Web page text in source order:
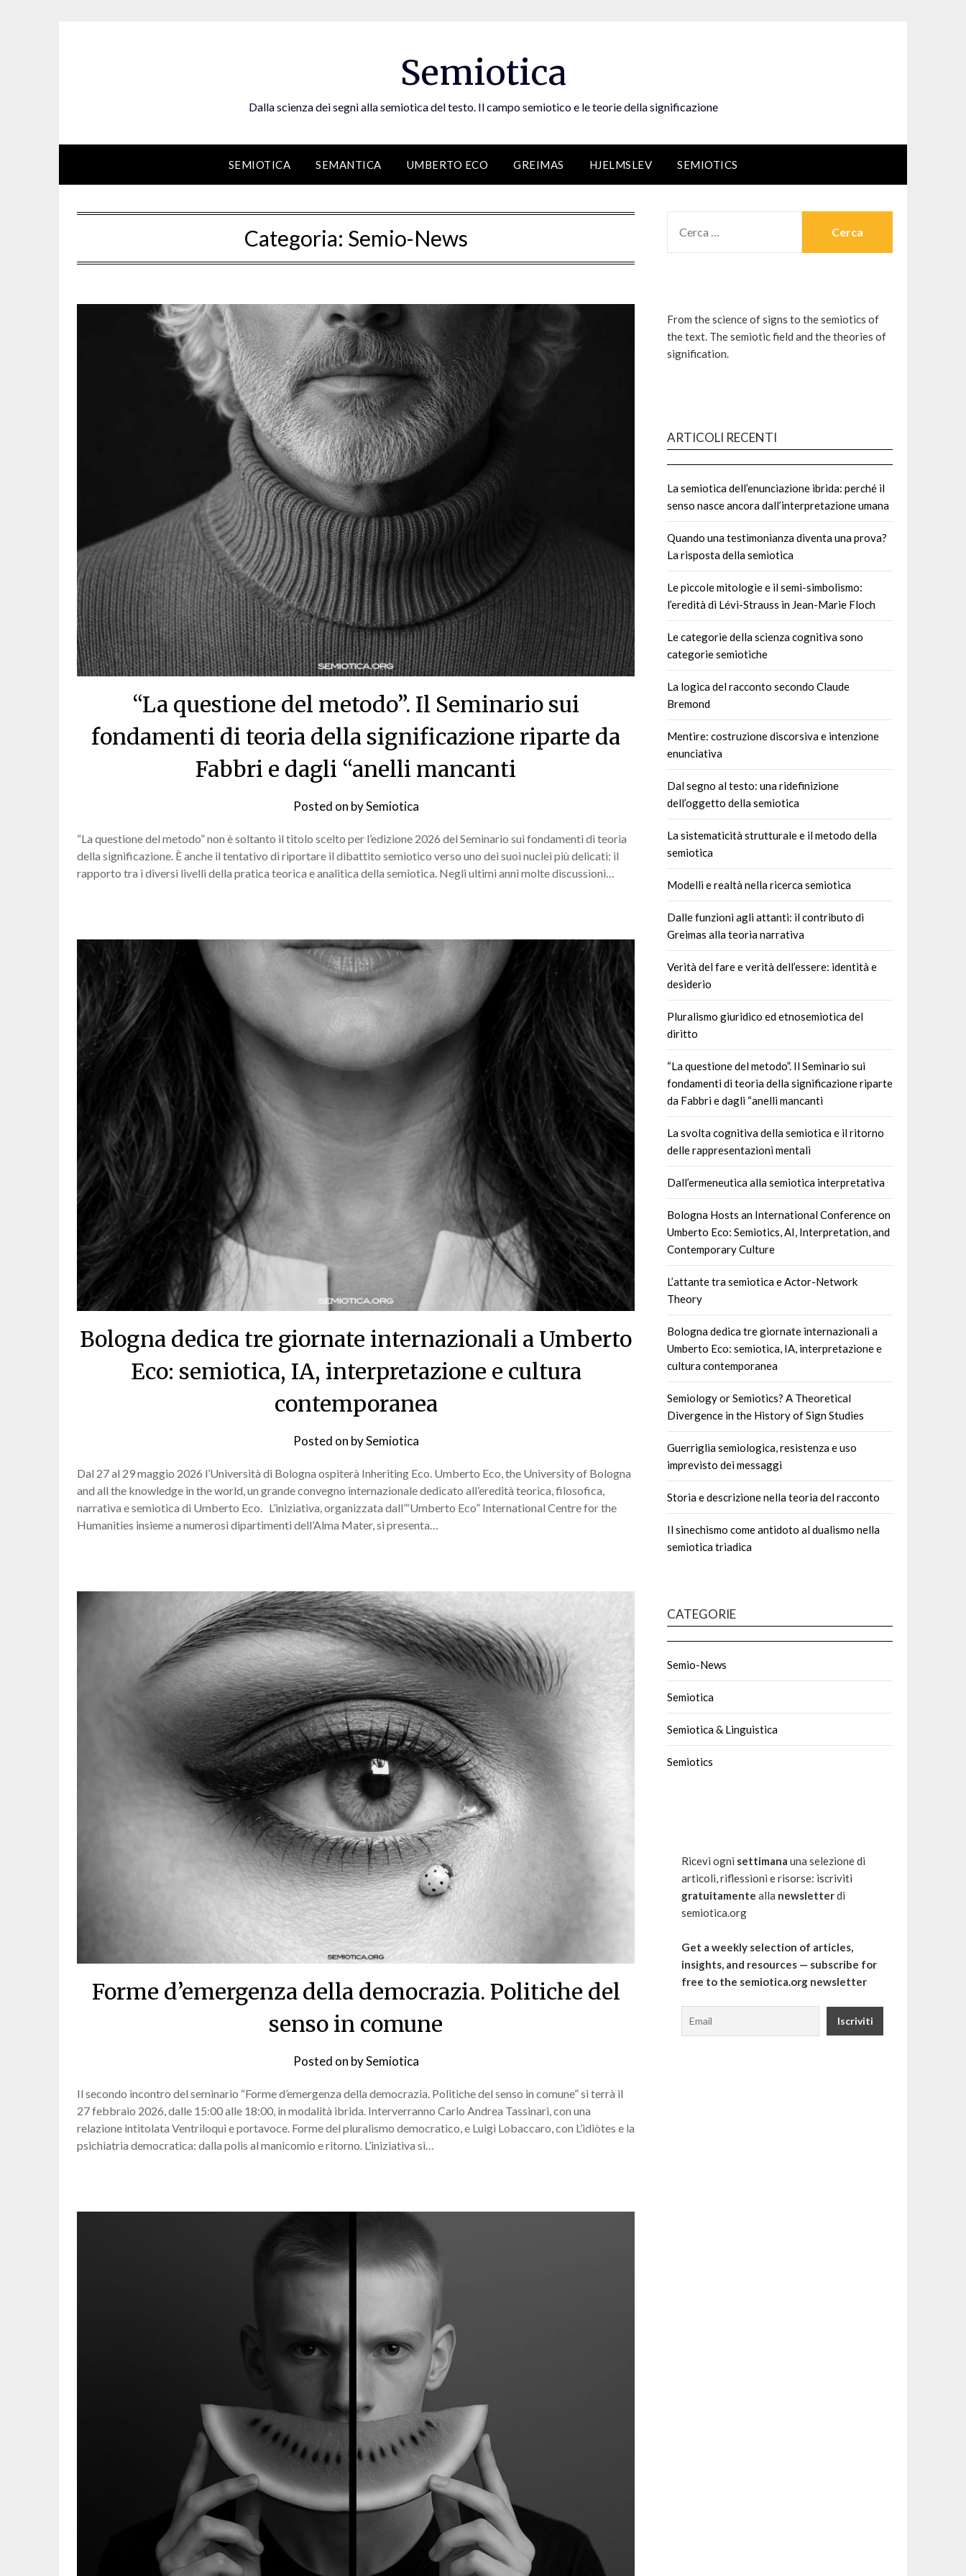
Semiotica
Dalla scienza dei segni alla semiotica del testo. Il campo semiotico e le teorie della significazione
SEMIOTICA SEMANTICA UMBERTO ECO GREIMAS HJELMSLEV SEMIOTICS
Categoria: Semio-News
“La questione del metodo”. Il Seminario sui
fondamenti di teoria della significazione riparte da
Fabbri e dagli “anelli mancanti
Posted on bySemiotica
“La questione del metodo” non è soltanto il titolo scelto per l’edizione 2026 del Seminario sui fondamenti di teoria
della significazione. È anche il tentativo di riportare il dibattito semiotico verso uno dei suoi nuclei più delicati: il
rapporto tra i diversi livelli della pratica teorica e analitica della semiotica. Negli ultimi anni molte discussioni…
Bologna dedica tre giornate internazionali a Umberto
Eco: semiotica, IA, interpretazione e cultura
contemporanea
Posted on bySemiotica
Dal 27 al 29 maggio 2026 l’Università di Bologna ospiterà Inheriting Eco. Umberto Eco, the University of Bologna
and all the knowledge in the world, un grande convegno internazionale dedicato all’eredità teorica, filosofica,
narrativa e semiotica di Umberto Eco. L’iniziativa, organizzata dall’“Umberto Eco” International Centre for the
Humanities insieme a numerosi dipartimenti dell’Alma Mater, si presenta…
Forme d’emergenza della democrazia. Politiche del
senso in comune
Posted on bySemiotica
Il secondo incontro del seminario “Forme d’emergenza della democrazia. Politiche del senso in comune” si terrà il
27 febbraio 2026, dalle 15:00 alle 18:00, in modalità ibrida. Interverranno Carlo Andrea Tassinari, con una
relazione intitolata Ventriloqui e portavoce. Forme del pluralismo democratico, e Luigi Lobaccaro, con L’idiòtes e la
psichiatria democratica: dalla polis al manicomio e ritorno. L’iniziativa si…
PER:
From the science of signs to the semiotics of
the text. The semiotic field and the theories of
signification.
ARTICOLI RECENTI
La semiotica dell’enunciazione ibrida: perché il
senso nasce ancora dall’interpretazione umana
Quando una testimonianza diventa una prova?
La risposta della semiotica
Le piccole mitologie e il semi-simbolismo:
l’eredità di Lévi-Strauss in Jean-Marie Floch
Le categorie della scienza cognitiva sono
categorie semiotiche
La logica del racconto secondo Claude
Bremond
Mentire: costruzione discorsiva e intenzione
enunciativa
Dal segno al testo: una ridefinizione
dell’oggetto della semiotica
La sistematicità strutturale e il metodo della
semiotica
Modelli e realtà nella ricerca semiotica
Dalle funzioni agli attanti: il contributo di
Greimas alla teoria narrativa
Verità del fare e verità dell’essere: identità e
desiderio
Pluralismo giuridico ed etnosemiotica del
diritto
“La questione del metodo”. Il Seminario sui
fondamenti di teoria della significazione riparte
da Fabbri e dagli “anelli mancanti
La svolta cognitiva della semiotica e il ritorno
delle rappresentazioni mentali
Dall’ermeneutica alla semiotica interpretativa
Bologna Hosts an International Conference on
Umberto Eco: Semiotics, AI, Interpretation, and
Contemporary Culture
L’attante tra semiotica e Actor-Network
Theory
Bologna dedica tre giornate internazionali a
Umberto Eco: semiotica, IA, interpretazione e
cultura contemporanea
Semiology or Semiotics? A Theoretical
Divergence in the History of Sign Studies
Guerriglia semiologica, resistenza e uso
imprevisto dei messaggi
Storia e descrizione nella teoria del racconto
Il sinechismo come antidoto al dualismo nella
semiotica triadica
CATEGORIE
Semio-News
Semiotica
Semiotica & Linguistica
Semiotics
Ricevi ogni settimana una selezione di
articoli, riflessioni e risorse: iscriviti
gratuitamente alla newsletterdi
semiotica.org
Get a weekly selection of articles,
insights, and resources — subscribe for
free to the semiotica.org newsletter